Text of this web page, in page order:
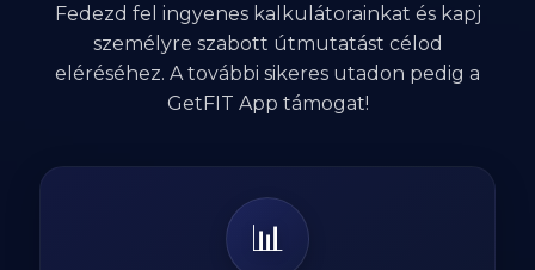
Fedezd fel ingyenes kalkulátorainkat és kapj
személyre szabott útmutatást célod
eléréséhez. A további sikeres utadon pedig a
GetFIT App támogat!
📊